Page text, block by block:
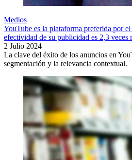
Medios
YouTube es la plataforma preferida por
efectividad de su publicidad es 2,3 veces
2 Julio 2024
La clave del éxito de los anuncios en
segmentación y la relevancia contextual.